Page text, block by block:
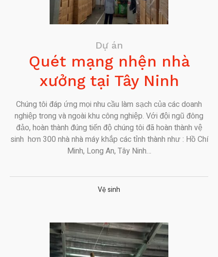
Dự án
Quét mạng nhện nhà
xưởng tại Tây Ninh
Chúng tôi đáp ứng mọi nhu cầu làm sạch của các doanh
nghiệp trong và ngoài khu công nghiệp. Với đội ngũ đông
đảo, hoàn thành đúng tiến độ chúng tôi đã hoàn thành vệ
sinh hơn 300 nhà nhà máy khắp các tỉnh thành như : Hồ Chí
Minh, Long An, Tây Ninh…
Vệ sinh